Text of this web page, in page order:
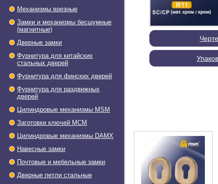
Механизмы врезные
Замки и механизмы бесшумные
(магнитные)
Дверные замки
Фурнитура для китайских
стальных дверей
Фурнитура для финских дверей
Фурнитура для раздвижных
дверей
Цилиндровые механизмы MSM
Заготовки ключей МСМ
Цилиндровые механизмы DAMX
Навесные замки
Почтовые и мебельные замки
Дверные петли стальные